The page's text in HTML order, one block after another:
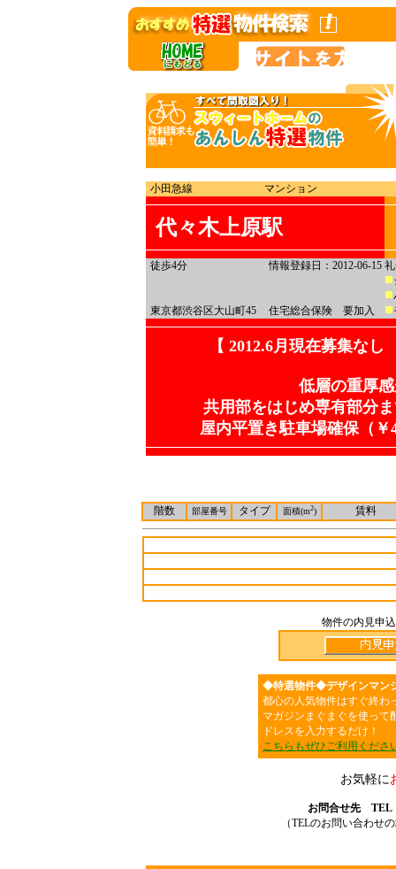
小田急線 マンション
代々木上原駅
徒歩4分 情報登録日：2012-06-15
東京都渋谷区大山町45
住宅総合保険 要加入
【 2012.6月現在募集な
低層の重厚
共用部をはじめ専有部分
屋内平置き駐車場確保（
階数 部屋番号 タイプ 面積(m2) 賃料
物件の内見申
◆特選物件◆デザインマン
都心の人気物件はすぐ終わ
マガジンまぐまぐを使って
ドレスを入力するだけ！
こちらもぜひご利用くださ
お気軽に
お問合せ先 TEL
（TELのお問い合わせ